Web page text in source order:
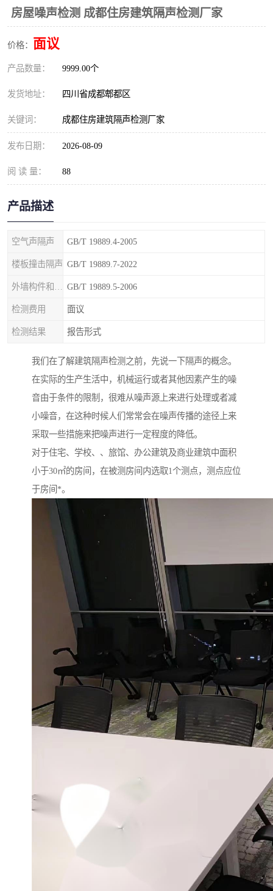
房屋噪声检测 成都住房建筑隔声检测厂家
价格： 面议
产品数量： 9999.00个
发货地址： 四川省成都郫都区
关键词： 成都住房建筑隔声检测厂家
发布日期： 2026-08-09
阅 读 量： 88
产品描述
空气声隔声 GB/T 19889.4-2005
楼板撞击隔声 GB/T 19889.7-2022
GB/T 19889.5-2006
检测费用 面议
检测结果 报告形式
我们在了解建筑隔声检测之前，先说一下隔声的概念。
在实际的生产生活中，机械运行或者其他因素产生的噪
音由于条件的限制，很难从噪声源上来进行处理或者减
小噪音，在这种时候人们常常会在噪声传播的途径上来
采取一些措施来把噪声进行一定程度的降低。
对于住宅、学校、、旅馆、办公建筑及商业建筑中面积
小于30㎡的房间，在被测房间内选取1个测点，测点应位
于房间*。